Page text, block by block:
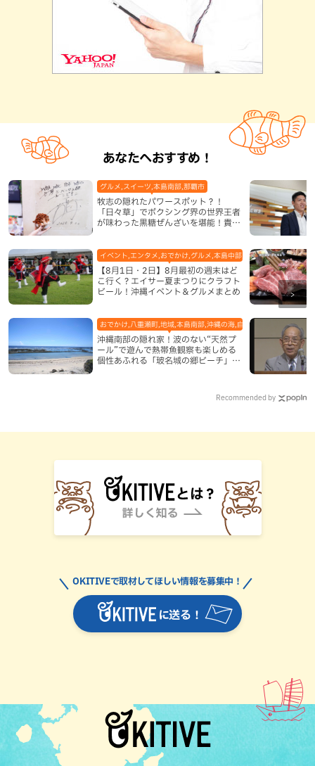
あなたへおすすめ！
牧志の隠れたパワースポット？！
「日々草」でボクシング界の世界王者
が味わった黒糖ぜんざいを堪能！貴重
グルメ,スイーツ,本島南部,那覇市
【8月1日・2日】8月最初の週末はど
こ行く？エイサー夏まつりにクラフト
ビール！沖縄イベント＆グルメまとめ
イベント,エンタメ,おでかけ,グルメ,本島中部,本島北部,本島南部
沖縄南部の隠れ家！波のない“天然プ
ール”で遊んで熱帯魚観察も楽しめる
個性あふれる「玻名城の郷ビーチ」
おでかけ,八重瀬町,地域,本島南部,沖縄の海,自然
Recommended by
に送る！
OKITIVEで取材してほしい情報を募集中！